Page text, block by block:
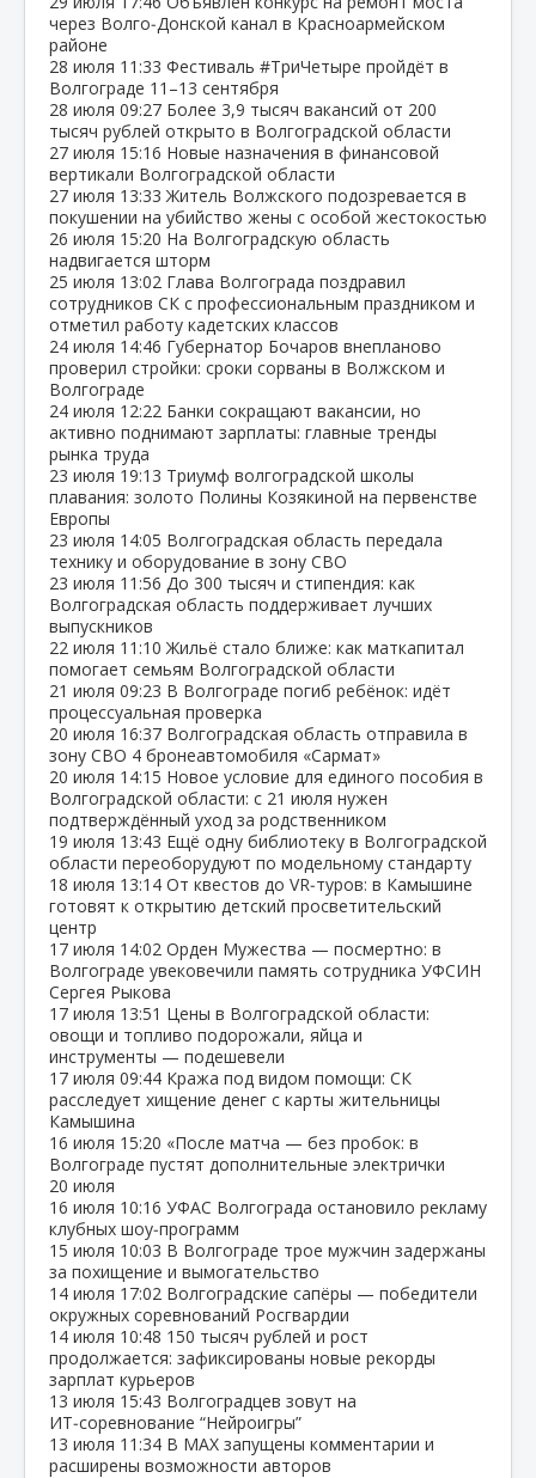
через Волго‑Донской канал в Красноармейском
районе
28 июля 11:33 Фестиваль #ТриЧетыре пройдёт в
Волгограде 11–13 сентября
28 июля 09:27 Более 3,9 тысяч вакансий от 200
тысяч рублей открыто в Волгоградской области
27 июля 15:16 Новые назначения в финансовой
вертикали Волгоградской области
27 июля 13:33 Житель Волжского подозревается в
покушении на убийство жены с особой жестокостью
26 июля 15:20 На Волгоградскую область
надвигается шторм
25 июля 13:02 Глава Волгограда поздравил
сотрудников СК с профессиональным праздником и
отметил работу кадетских классов
24 июля 14:46 Губернатор Бочаров внепланово
проверил стройки: сроки сорваны в Волжском и
Волгограде
24 июля 12:22 Банки сокращают вакансии, но
активно поднимают зарплаты: главные тренды
рынка труда
23 июля 19:13 Триумф волгоградской школы
плавания: золото Полины Козякиной на первенстве
Европы
23 июля 14:05 Волгоградская область передала
технику и оборудование в зону СВО
23 июля 11:56 До 300 тысяч и стипендия: как
Волгоградская область поддерживает лучших
выпускников
22 июля 11:10 Жильё стало ближе: как маткапитал
помогает семьям Волгоградской области
21 июля 09:23 В Волгограде погиб ребёнок: идёт
процессуальная проверка
20 июля 16:37 Волгоградская область отправила в
зону СВО 4 бронеавтомобиля «Сармат»
20 июля 14:15 Новое условие для единого пособия в
Волгоградской области: с 21 июля нужен
подтверждённый уход за родственником
19 июля 13:43 Ещё одну библиотеку в Волгоградской
области переоборудуют по модельному стандарту
18 июля 13:14 От квестов до VR‑туров: в Камышине
готовят к открытию детский просветительский
центр
17 июля 14:02 Орден Мужества — посмертно: в
Волгограде увековечили память сотрудника УФСИН
Сергея Рыкова
17 июля 13:51 Цены в Волгоградской области:
овощи и топливо подорожали, яйца и
инструменты — подешевели
17 июля 09:44 Кража под видом помощи: СК
расследует хищение денег с карты жительницы
Камышина
16 июля 15:20 «После матча — без пробок: в
Волгограде пустят дополнительные электрички
20 июля
16 июля 10:16 УФАС Волгограда остановило рекламу
клубных шоу‑программ
15 июля 10:03 В Волгограде трое мужчин задержаны
за похищение и вымогательство
14 июля 17:02 Волгоградские сапёры — победители
окружных соревнований Росгвардии
14 июля 10:48 150 тысяч рублей и рост
продолжается: зафиксированы новые рекорды
зарплат курьеров
13 июля 15:43 Волгоградцев зовут на
ИТ‑соревнование “Нейроигры”
13 июля 11:34 В МАХ запущены комментарии и
расширены возможности авторов